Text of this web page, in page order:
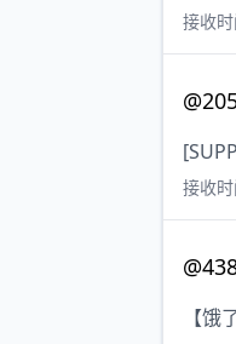
接收
接收
【